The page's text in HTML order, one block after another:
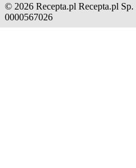
© 2026 Recepta.pl Recepta.pl
0000567026